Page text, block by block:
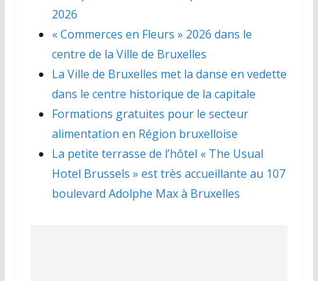
2026
« Commerces en Fleurs » 2026 dans le
centre de la Ville de Bruxelles
La Ville de Bruxelles met la danse en vedette
dans le centre historique de la capitale
Formations gratuites pour le secteur
alimentation en Région bruxelloise
La petite terrasse de l’hôtel « The Usual
Hotel Brussels » est très accueillante au 107
boulevard Adolphe Max à Bruxelles